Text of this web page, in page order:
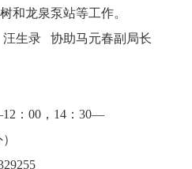
和龙泉泵站等工作。
助马元春副局长
：00，14：30—